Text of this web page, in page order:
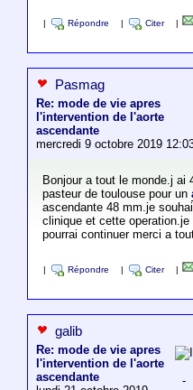
Répondre Citer
Pasmag
Re: mode de vie apres
l'intervention de l'aorte
ascendante
mercredi 9 octobre 2019
Bonjour a tout le monde.j
pasteur de toulouse pour un
ascendante 48 mm.je
clinique et cette
pourrai continuer merci a
Répondre Citer
galib
Re: mode de vie apres
l'intervention de l'aorte
ascendante
-